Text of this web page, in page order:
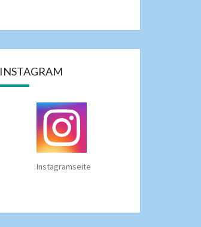
INSTAGRAM
Instagramseite